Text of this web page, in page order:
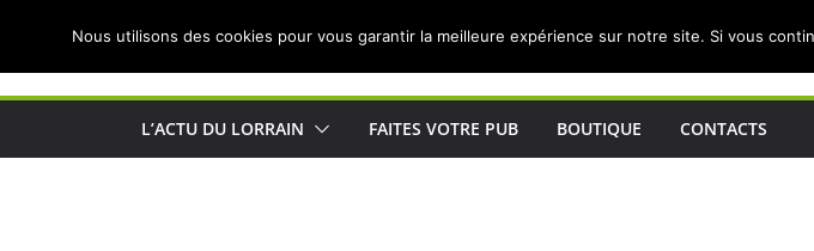
Actualités de Lorraine pour les Lorrains
L’ACTU DU LORRAIN FAITES VOTRE PUB BOUTIQUE CONTACTS
Nous utilisons des cookies pour vous garantir la meilleure expérience sur notre site. Si vous